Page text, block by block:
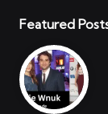
Featured